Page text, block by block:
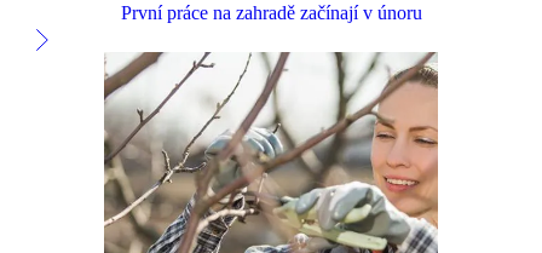
První práce na zahradě začínají v únoru